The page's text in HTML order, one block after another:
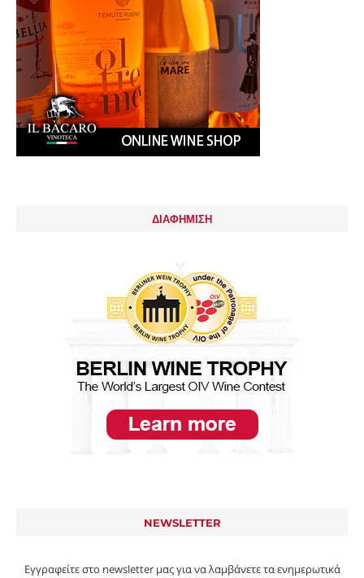
ΔΙΑΦΗΜΙΣΗ
NEWSLETTER
Εγγραφείτε στο newsletter μας για να λαμβάνετε τα ενημερωτικά